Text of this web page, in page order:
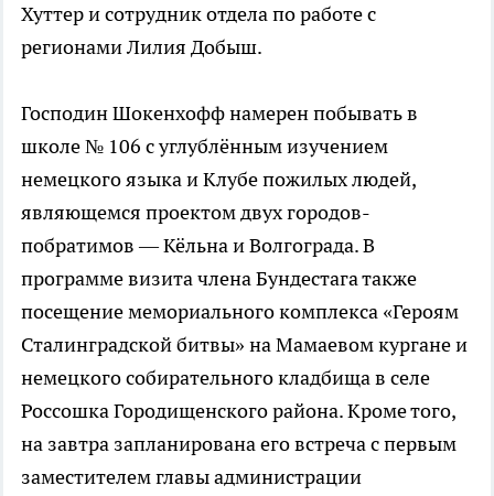
Хуттер и сотрудник отдела по работе с
регионами Лилия Добыш.
Господин Шокенхофф намерен побывать в
школе № 106 с углублённым изучением
немецкого языка и Клубе пожилых людей,
являющемся проектом двух городов-
побратимов — Кёльна и Волгограда. В
программе визита члена Бундестага также
посещение мемориального комплекса «Героям
Сталинградской битвы» на Мамаевом кургане и
немецкого собирательного кладбища в селе
Россошка Городищенского района. Кроме того,
на завтра запланирована его встреча с первым
заместителем главы администрации